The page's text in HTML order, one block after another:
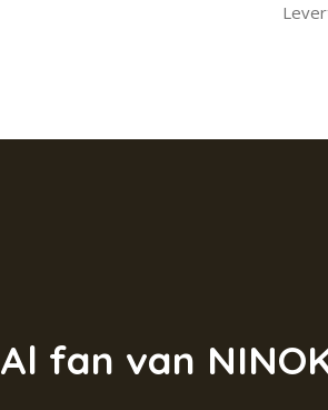
Al fan van